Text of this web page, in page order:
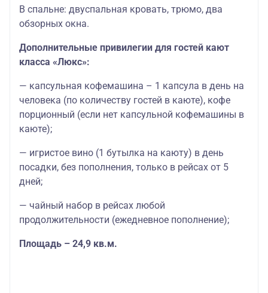
В спальне: двуспальная кровать, трюмо, два
обзорных окна.
Дополнительные привилегии для гостей кают
класса «Люкс»:
— капсульная кофемашина – 1 капсула в день на
человека (по количеству гостей в каюте), кофе
порционный (если нет капсульной кофемашины в
каюте);
— игристое вино (1 бутылка на каюту) в день
посадки, без пополнения, только в рейсах от 5
дней;
— чайный набор в рейсах любой
продолжительности (ежедневное пополнение);
Площадь – 24,9 кв.м.